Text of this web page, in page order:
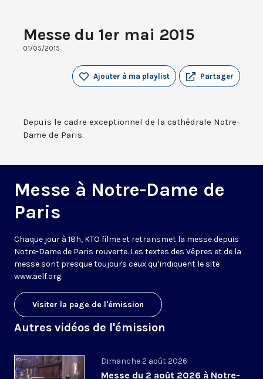
Messe du 1er mai 2015
01/05/2015
Partager
Ajouter à ma playlist
Depuis le cadre exceptionnel de la cathédrale Notre-
Dame de Paris.
Messe à Notre-Dame de
Paris
Chaque jour à 18h, KTO filme et retransmet la messe depuis
Notre-Dame de Paris rouverte. Les textes des Vêpres et de la
messe sont presque toujours ceux qu’indiquent le site
www.aelf.org.
Visiter la page de l'émission
Autres vidéos de l'émission
Dimanche 2 août 2026
Messe du 2 août 2026 à Notre-